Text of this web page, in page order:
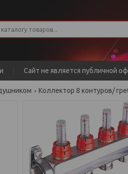
Сайт не является публичной